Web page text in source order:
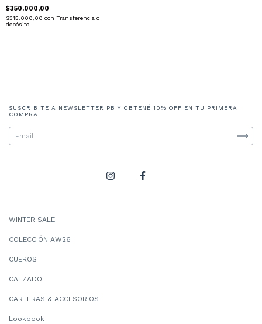
$350.000,00
$315.000,00 con Transferencia o
depósito
SUSCRIBITE A NEWSLETTER PB Y OBTENÉ 10% OFF EN TU PRIMERA
COMPRA.
WINTER SALE
COLECCIÓN AW26
CUEROS
CALZADO
CARTERAS & ACCESORIOS
Lookbook